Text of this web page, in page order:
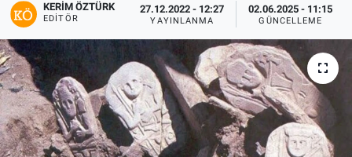
KERIM ÖZTÜRK
EDITÖR
27.12.2022 - 12:27
YAYINLANMA
02.06.2025 - 11:15
GÜNCELLEME
Süper Lig Puan Durumu ve Fikstür
Tüm Manşetler
Son Dakika Haberleri
Haber Arşivi